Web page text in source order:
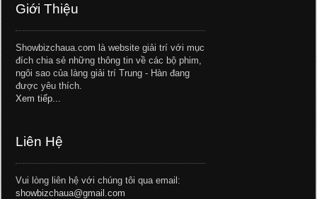
Giới Thiệu
Showbizchaua.com là website giải trí với mục
đích chia sẻ những thông tin về các bộ phim,
ngôi sao của làng giải trí Trung - Hàn đang
được yêu thích.
Xem tiếp...
Liên Hệ
Vui lòng liên hệ với chúng tôi qua email:
showbizchaua@gmail.com